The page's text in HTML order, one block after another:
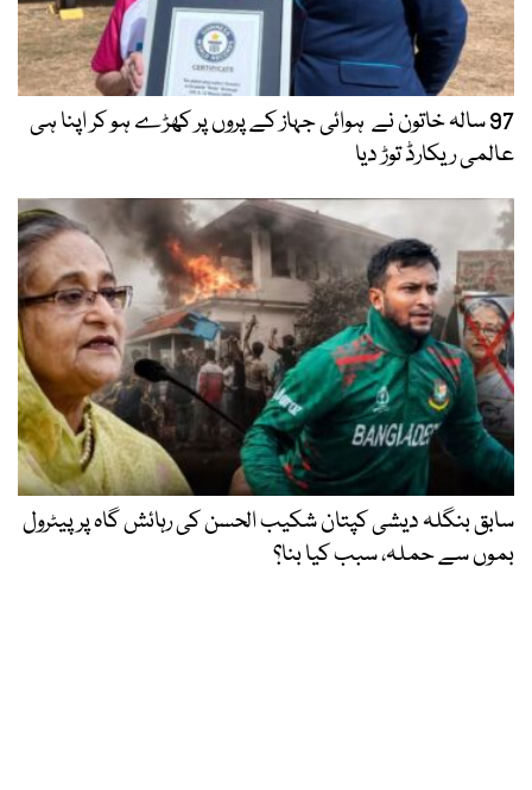
97 سالہ خاتون نے ہوائی جہاز کے پروں پر کھڑے ہو کر اپنا ہی
عالمی ریکارڈ توڑ دیا
سابق بنگلہ دیشی کپتان شکیب الحسن کی رہائش گاہ پر پیٹرول
بموں سے حملہ، سبب کیا بنا؟